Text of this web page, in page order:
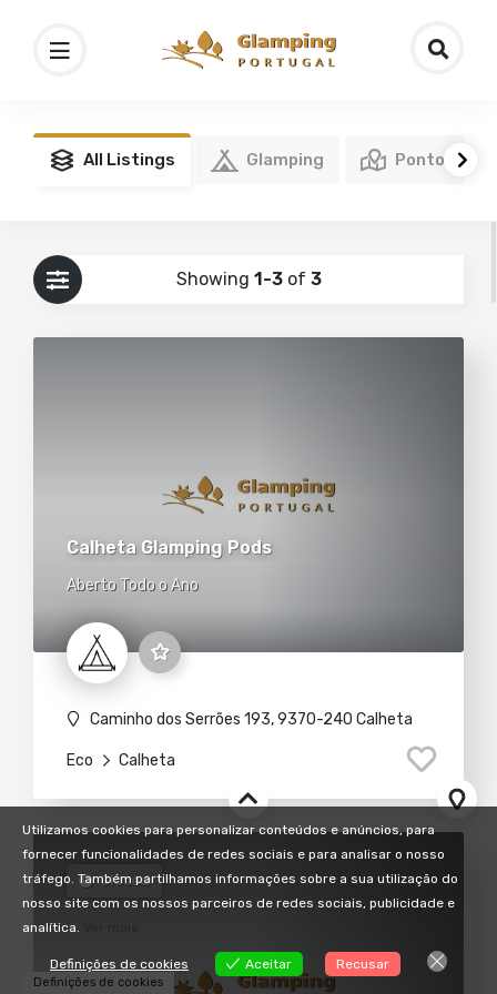
All Listings Glamping Pontos de
Showing 1-3of 3
Calheta Glamping Pods
Aberto Todo o Ano
Caminho dos Serrões 193, 9370-240 Calheta
Eco Calheta
Closed
Utilizamos cookies para personalizar conteúdos e anúncios, para
fornecer funcionalidades de redes sociais e para analisar o nosso
tráfego. Também partilhamos informações sobre a sua utilização do
nosso site com os nossos parceiros de redes sociais, publicidade e
analítica.
Definições de cookies Aceitar Recusar
Definições de cookies